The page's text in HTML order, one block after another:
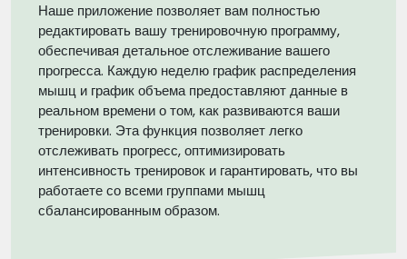
Наше приложение позволяет вам полностью
редактировать вашу тренировочную программу,
обеспечивая детальное отслеживание вашего
прогресса. Каждую неделю график распределения
мышц и график объема предоставляют данные в
реальном времени о том, как развиваются ваши
тренировки. Эта функция позволяет легко
отслеживать прогресс, оптимизировать
интенсивность тренировок и гарантировать, что вы
работаете со всеми группами мышц
сбалансированным образом.